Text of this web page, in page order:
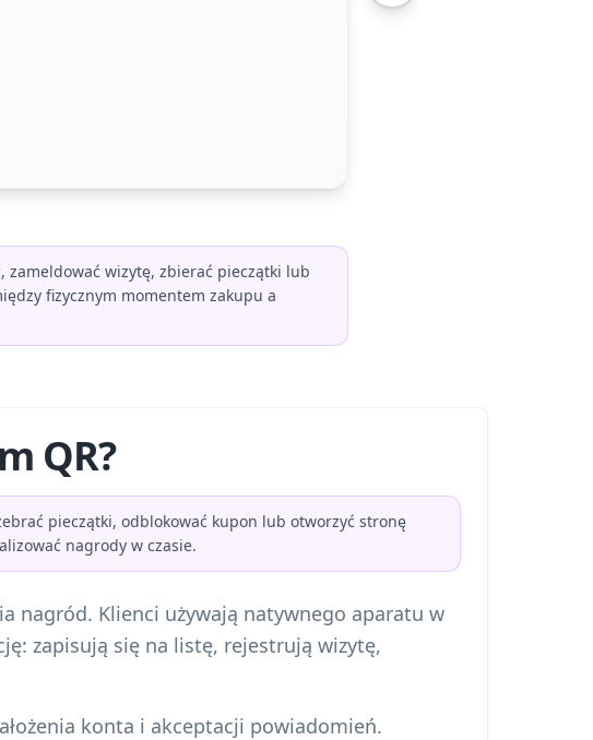
zameldować wizytę, zbierać pieczątki lub
fizycznym momentem zakupu a
QR?
pieczątki, odblokować kupon lub otworzyć stronę
nagrody w czasie.
nagród. Klienci używają natywnego aparatu w
zapisują się na listę, rejestrują wizytę,
konta i akceptacji powiadomień.